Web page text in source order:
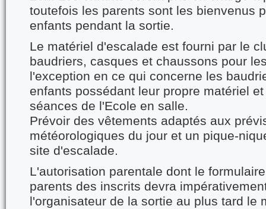
toutefois les parents sont les bienvenus
enfants pendant la sortie.
Le matériel d'escalade est fourni par le
baudriers, casques et chaussons pour
l'exception en ce qui concerne les
enfants possédant leur propre matériel
séances de l'Ecole en salle.
Prévoir des vêtements adaptés aux
météorologiques du jour et un pique-
site d'escalade.
L'autorisation parentale dont le
parents des inscrits devra
l'organisateur de la sortie au plus tard le